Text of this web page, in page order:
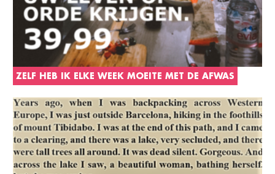
ZELF HEB IK ELKE WEEK MOEITE MET DE AFWAS